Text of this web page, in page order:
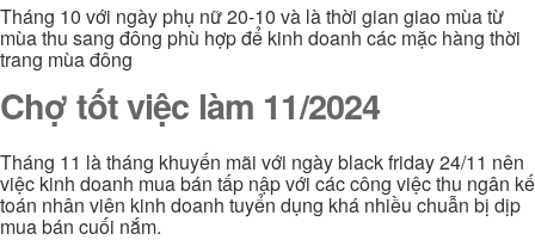
Tháng 10 với ngày phụ nữ 20-10 và là thời gian giao mùa từ
mùa thu sang đông phù hợp để kinh doanh các mặc hàng thời
trang mùa đông
Chợ tốt việc làm 11/2024
Tháng 11 là tháng khuyến mãi với ngày black friday 24/11 nên
việc kinh doanh mua bán tấp nập với các công việc thu ngân kế
toán nhân viên kinh doanh tuyển dụng khá nhiều chuẫn bị dịp
mua bán cuối nắm.